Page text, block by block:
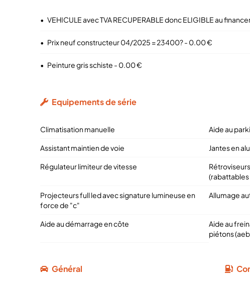
• VEHICULE avec TVA RECUPERABLE donc ELIGIBLE au
• Prix neuf constructeur 04/2025 = 23400? - 0.00 €
• Peinture gris schiste - 0.00 €
Equipements de série
Climatisation manuelle Aide au
Assistant maintien de voie Jantes en
Régulateur limiteur de vitesse
Projecteurs full led avec signature lumineuse en
force de "c"
Allumage
Aide au démarrage en côte
Aide au
piétons
Général